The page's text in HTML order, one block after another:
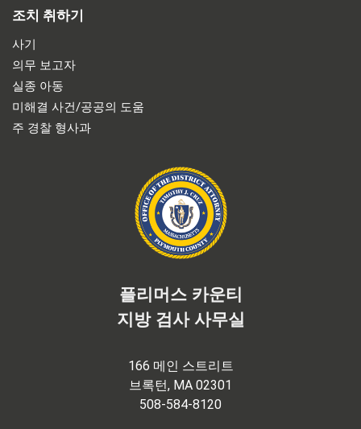
조치 취하기
사기
의무 보고자
실종 아동
미해결 사건/공공의 도움
주 경찰 형사과
플리머스 카운티
지방 검사 사무실
166 메인 스트리트
브록턴, MA 02301
508-584-8120